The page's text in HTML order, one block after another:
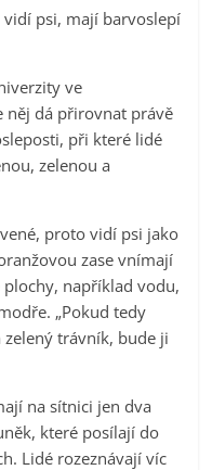
psi, mají barvoslepí
ve
něj dá přirovnat právě
při které lidé
zelenou a
proto vidí psi jako
zase vnímají
například vodu,
„Pokud tedy
trávník, bude ji
na sítnici jen dva
které posílají do
Lidé rozeznávají víc